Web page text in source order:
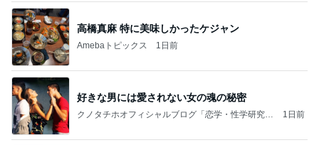
高橋真麻 特に美味しかったケジャン
Amebaトピックス 1日前
好きな男には愛されない女の魂の秘密
クノタチホオフィシャルブログ「恋学・性学研究
1日前